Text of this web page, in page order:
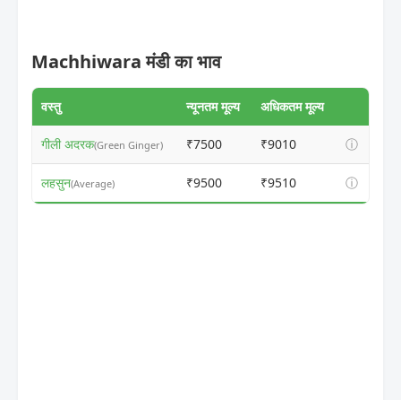
Machhiwara मंडी का भाव
वस्तु न्यूनतम मूल्य अधिकतम मूल्य
गीली अदरक(Green Ginger) ₹7500 ₹9010 ⓘ
लहसुन(Average) ₹9500 ₹9510 ⓘ